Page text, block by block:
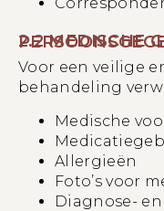
2.2 MEDISCHE GEGEVENS (BIJZONDERE
Voor een veilige
behandeling
Medische
Allergieën
Foto’s voor
Diagnose-